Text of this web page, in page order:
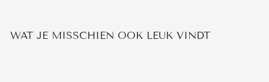
WAT JE MISSCHIEN OOK LEUK VINDT